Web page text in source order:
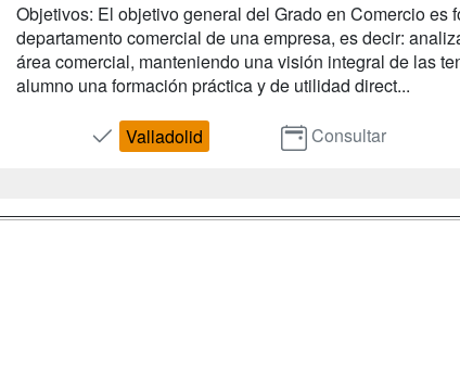
Objetivos: El objetivo general del Grado en Comercio es
departamento comercial de una empresa, es decir:
área comercial, manteniendo una visión integral de las
alumno una formación práctica y de utilidad direct...
Valladolid Consultar